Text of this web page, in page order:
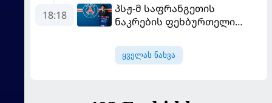
განადგურდა
18:18
პსჟ-მ საფრანგეთის
ნაკრების ფეხბურთელი
ყველას ნახვა